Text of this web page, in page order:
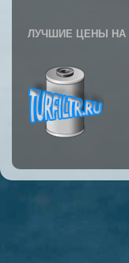
ЛУЧШИЕ ЦЕНЫ НА